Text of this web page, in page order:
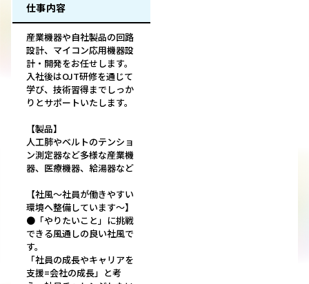
仕事内容
産業機器や自社製品の回路
設計、マイコン応用機器設
計・開発をお任せします。
入社後はOJT研修を通じて
学び、技術習得までしっか
りとサポートいたします。
【製品】
人工肺やベルトのテンショ
ン測定器など多様な産業機
器、医療機器、給湯器など
【社風～社員が働きやすい
環境へ整備しています～】
●「やりたいこと」に挑戦
できる風通しの良い社風で
す。
「社員の成長やキャリアを
支援=会社の成長」と考